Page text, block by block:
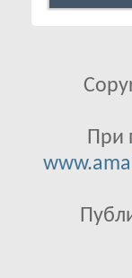
При